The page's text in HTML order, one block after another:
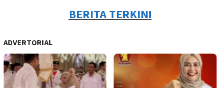
BERITA TERKINI
ADVERTORIAL